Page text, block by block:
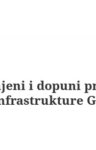
i dopuni